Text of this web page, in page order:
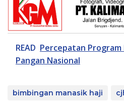
READ Percepatan Program
Pangan Nasional
bimbingan manasik haji